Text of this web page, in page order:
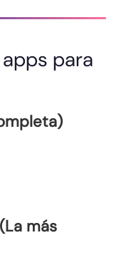
para
más